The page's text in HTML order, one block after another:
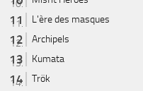
L'ère des masques
Archipels
Kumata
Trök